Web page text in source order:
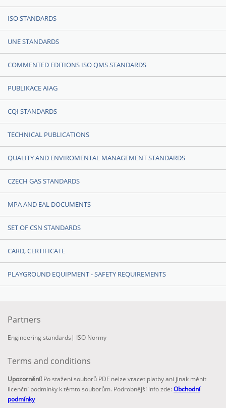
ISO STANDARDS
UNE STANDARDS
COMMENTED EDITIONS ISO QMS STANDARDS
PUBLIKACE AIAG
CQI STANDARDS
TECHNICAL PUBLICATIONS
QUALITY AND ENVIROMENTAL MANAGEMENT STANDARDS
CZECH GAS STANDARDS
MPA AND EAL DOCUMENTS
SET OF CSN STANDARDS
CARD, CERTIFICATE
PLAYGROUND EQUIPMENT - SAFETY REQUIREMENTS
Partners
Engineering standards | ISO Normy
Terms and conditions
Upozornění! Po stažení souborů PDF nelze vracet platby ani jinak měnit
licenční podmínky k těmto souborům. Podrobnější info zde:Obchodní
podmínky